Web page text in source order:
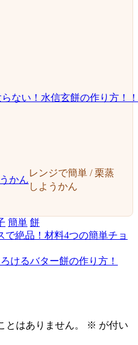
レンジで簡単 / 栗蒸
しようかん
簡単 餅
で絶品！材料4つの簡単チョ
けるバター餅の作り方！
とはありません。 ※ が付い